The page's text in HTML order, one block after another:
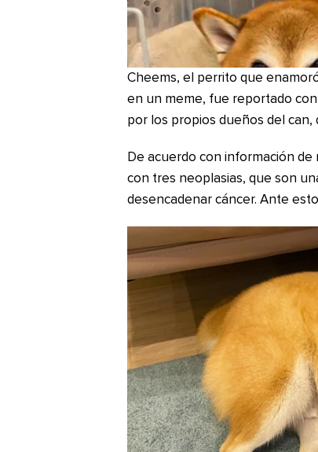
Cheems, el perrito que
en un meme, fue reportado
por los propios dueños del
De acuerdo con información
con tres neoplasias, que son
desencadenar cáncer. Ante